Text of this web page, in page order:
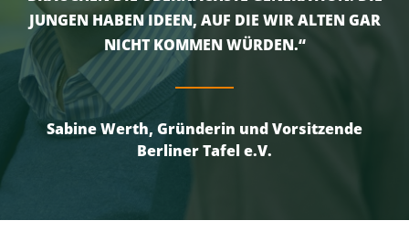
JUNGEN HABEN IDEEN, AUF DIE WIR ALTEN GAR
NICHT KOMMEN WÜRDEN.“
Sabine Werth, Gründerin und Vorsitzende
Berliner Tafel e.V.